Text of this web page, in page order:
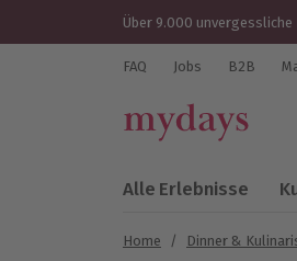
Über 9.000 unvergessliche
FAQ Jobs B2B
Alle Erlebnisse
Home / Dinner &